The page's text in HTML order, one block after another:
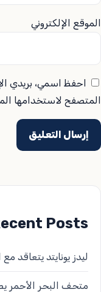
الموقع الإلكتروني
احفظ اسمي، بريدي
المتصفح لاستخدامها
Posts
ليدز يونايتد يتعاقد
متحف البحر الأحمر